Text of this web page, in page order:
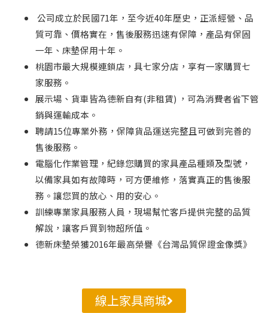
公司成立於民國71年，至今近40年歷史，正派經營、品
質可靠、價格實在，售後服務迅速有保障，產品有保固
一年、床墊保用十年。
桃園市最大規模連鎖店，具七家分店，享有一家購買七
家服務。
展示場、貨車皆為德新自有(非租賃) ，可為消費者省下管
銷與運輸成本。
聘請15位專業外務，保障貨品運送完整且可做到完善的
售後服務。
電腦化作業管理，紀錄您購買的家具產品種類及型號，
以備家具如有故障時，可方便維修，落實真正的售後服
務。讓您買的放心、用的安心。
訓練專業家具服務人員，現場幫忙客戶提供完整的品質
解說，讓客戶買到物超所值。
德新床墊榮獲2016年最高榮譽《台灣品質保證金像獎》
線上家具商城